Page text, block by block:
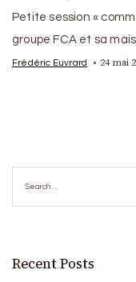
Petite session «
groupe FCA et sa
Frédéric Euvrard 24 mai
for:
Recent Posts